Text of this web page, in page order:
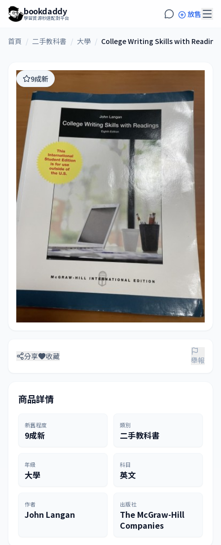
bookdaddy
學習資源秒速配對平台 放售
首頁 / 二手教科書 / 大學 / College Writing Skills with
9成新
分享 收藏 舉報
商品詳情
新舊程度
9成新
類別
二手教科書
年級
大學
科目
英文
作者
John Langan
出版社
The McGraw-Hill
Companies